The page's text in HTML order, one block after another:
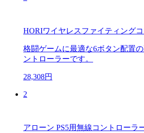
HORIワイヤレスファイティング
格闘ゲームに最適な6ボタン配置
ントローラーです。
28,308円
2
アローン PS5用無線コントローラ